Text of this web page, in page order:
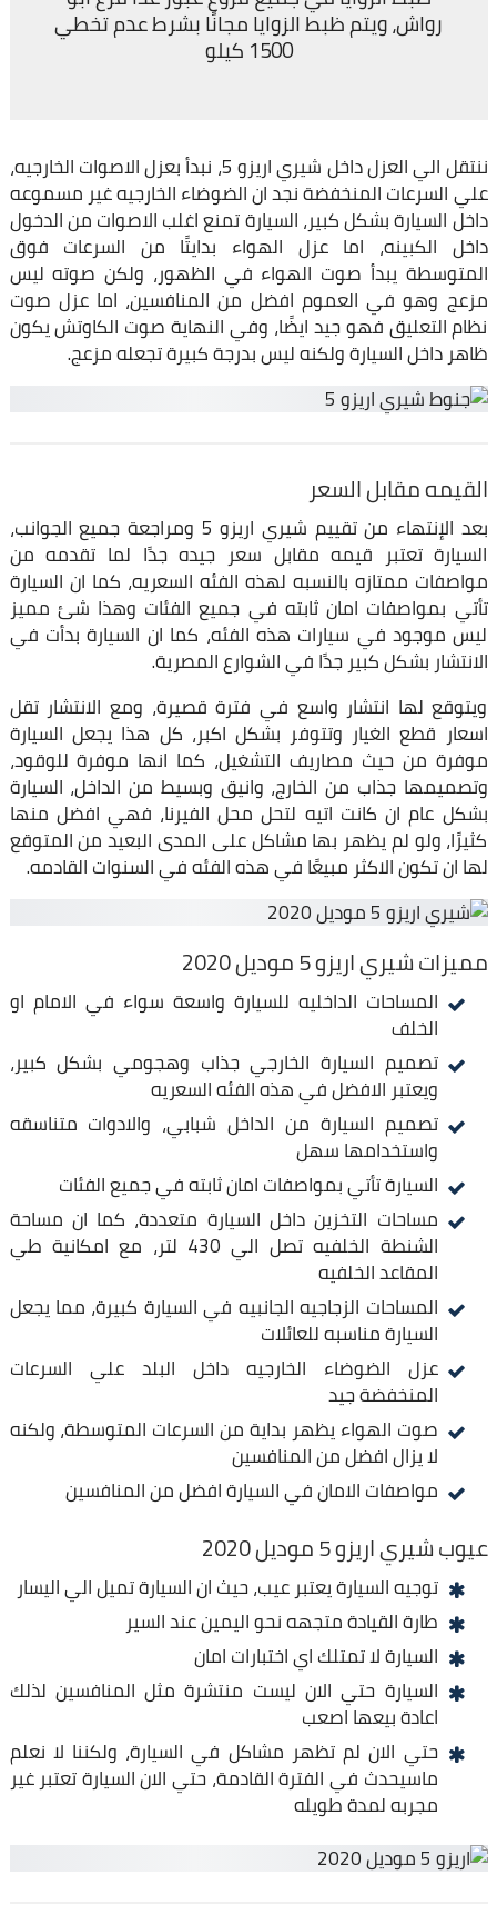
رواش، ويتم ظبط الزوايا مجانًا بشرط عدم تخطي
1500 كيلو
ننتقل الي العزل داخل شيري اريزو 5، نبدأ بعزل الاصوات الخارجيه،
علي السرعات المنخفضة نجد ان الضوضاء الخارجيه غير مسموعه
داخل السيارة بشكل كبير، السيارة تمنع اغلب الاصوات من الدخول
داخل الكبينه، اما عزل الهواء بدايتًا من السرعات فوق
المتوسطة يبدأ صوت الهواء في الظهور، ولكن صوته ليس
مزعج وهو في العموم افضل من المنافسين، اما عزل صوت
نظام التعليق فهو جيد ايضًا، وفي النهاية صوت الكاوتش يكون
ظاهر داخل السيارة ولكنه ليس بدرجة كبيرة تجعله مزعج.
القيمه مقابل السعر
بعد الإنتهاء من تقييم شيري اريزو 5 ومراجعة جميع الجوانب،
السيارة تعتبر قيمه مقابل سعر جيده جدًا لما تقدمه من
مواصفات ممتازه بالنسبه لهذه الفئه السعريه، كما ان السيارة
تأتي بمواصفات امان ثابته في جميع الفئات وهذا شئ مميز
ليس موجود في سيارات هذه الفئه، كما ان السيارة بدأت في
الانتشار بشكل كبير جدًا في الشوارع المصرية.
ويتوقع لها انتشار واسع في فترة قصيرة، ومع الانتشار تقل
اسعار قطع الغيار وتتوفر بشكل اكبر، كل هذا يجعل السيارة
موفرة من حيث مصاريف التشغيل، كما انها موفرة للوقود،
وتصميمها جذاب من الخارج، وانيق وبسيط من الداخل، السيارة
بشكل عام ان كانت اتيه لتحل محل الفيرنا، فهي افضل منها
كثيرًا، ولو لم يظهر بها مشاكل على المدى البعيد من المتوقع
لها ان تكون الاكثر مبيعًا في هذه الفئه في السنوات القادمه.
مميزات شيري اريزو 5 موديل 2020
المساحات الداخليه للسيارة واسعة سواء في الامام او
الخلف
تصميم السيارة الخارجي جذاب وهجومي بشكل كبير،
ويعتبر الافضل في هذه الفئه السعريه
تصميم السيارة من الداخل شبابي، والادوات متناسقه
واستخدامها سهل
السيارة تأتي بمواصفات امان ثابته في جميع الفئات
مساحات التخزين داخل السيارة متعددة، كما ان مساحة
الشنطة الخلفيه تصل الي 430 لتر، مع امكانية طي
المقاعد الخلفيه
المساحات الزجاجيه الجانبيه في السيارة كبيرة، مما يجعل
السيارة مناسبه للعائلات
عزل الضوضاء الخارجيه داخل البلد علي السرعات
المنخفضة جيد
صوت الهواء يظهر بداية من السرعات المتوسطة، ولكنه
لا يزال افضل من المنافسين
مواصفات الامان في السيارة افضل من المنافسين
عيوب شيري اريزو 5 موديل 2020
توجيه السيارة يعتبر عيب، حيث ان السيارة تميل الي اليسار
طارة القيادة متجهه نحو اليمين عند السير
السيارة لا تمتلك اي اختبارات امان
السيارة حتي الان ليست منتشرة مثل المنافسين لذلك
اعادة بيعها اصعب
حتي الان لم تظهر مشاكل في السيارة، ولكننا لا نعلم
ماسيحدث في الفترة القادمة، حتي الان السيارة تعتبر غير
مجربه لمدة طويله